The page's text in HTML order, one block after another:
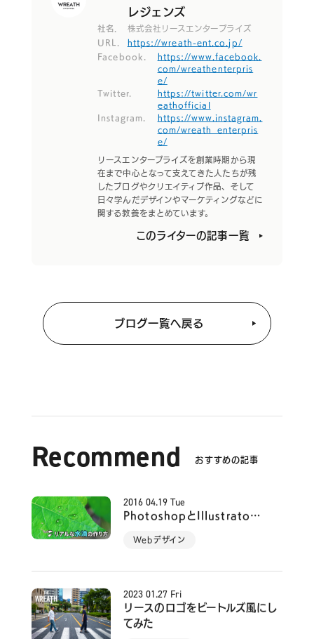
レジェンズ
社名.
株式会社リースエンタープライズ
URL.
https://wreath-ent.co.jp/
Facebook.
https://www.facebook.
com/wreathenterpris
e/
Twitter.
https://twitter.com/wr
eathofficial
Instagram.
https://www.instagram.
com/wreath_enterpris
e/
リースエンタープライズを創業時期から現
在まで中心となって支えてきた人たちが残
したブログやクリエイティブ作品、そして
日々学んだデザインやマーケティングなどに
関する教養をまとめています。
このライターの記事一覧
ブログ一覧へ戻る
Recommend おすすめの記事
2016 04.19 Tue
PhotoshopとIllustrato…
Webデザイン
2023 01.27 Fri
リースのロゴをビートルズ風にし
てみた